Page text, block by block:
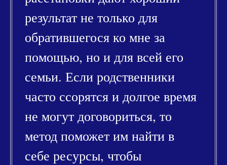
результат не только для
обратившегося ко мне за
помощью, но и для всей его
семьи. Если родственники
часто ссорятся и долгое время
не могут договориться, то
метод поможет им найти в
себе ресурсы, чтобы